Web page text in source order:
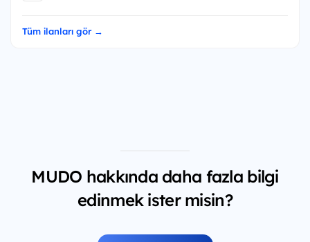
Tüm ilanları gör →
MUDO hakkında daha fazla bilgi
edinmek ister misin?